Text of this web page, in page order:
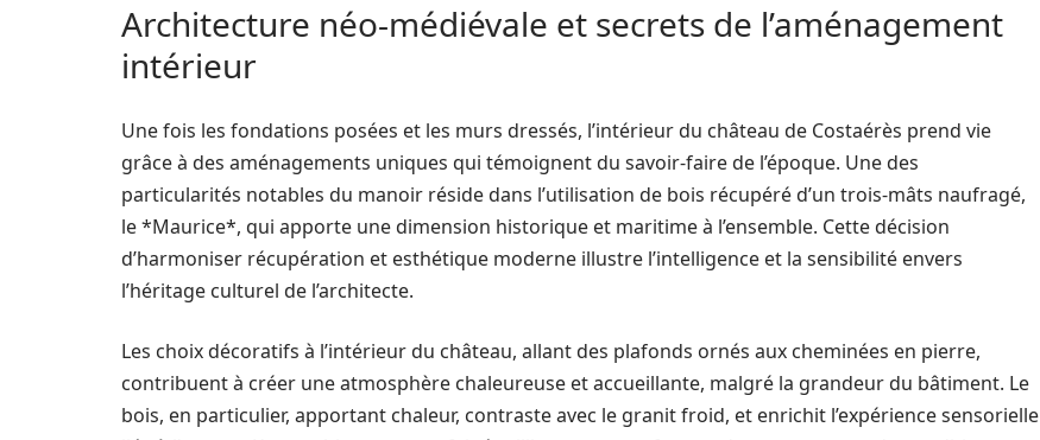
Architecture néo-médiévale et secrets de l’aménagement
intérieur
Une fois les fondations posées et les murs dressés, l’intérieur du château de Costaérès prend vie
grâce à des aménagements uniques qui témoignent du savoir-faire de l’époque. Une des
particularités notables du manoir réside dans l’utilisation de bois récupéré d’un trois-mâts naufragé,
le *Maurice*, qui apporte une dimension historique et maritime à l’ensemble. Cette décision
d’harmoniser récupération et esthétique moderne illustre l’intelligence et la sensibilité envers
l’héritage culturel de l’architecte.
Les choix décoratifs à l’intérieur du château, allant des plafonds ornés aux cheminées en pierre,
contribuent à créer une atmosphère chaleureuse et accueillante, malgré la grandeur du bâtiment. Le
bois, en particulier, apportant chaleur, contraste avec le granit froid, et enrichit l’expérience sensorielle